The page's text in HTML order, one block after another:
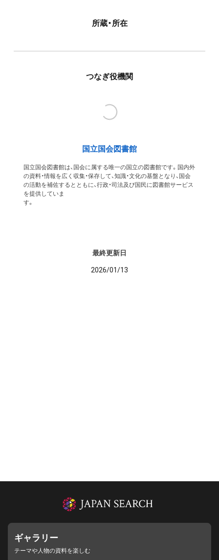
所蔵・所在
つなぎ役機関
国立国会図書館
国立国会図書館は、国会に属する唯一の国立の図書館です。国内外
の資料・情報を広く収集・保存して、知識・文化の基盤となり、国会
の活動を補佐するとともに、行政・司法及び国民に図書館サービス
を提供していま
す
最終更新日
2026/01/13
ギャラリー
テーマや人物の資料を楽しむ